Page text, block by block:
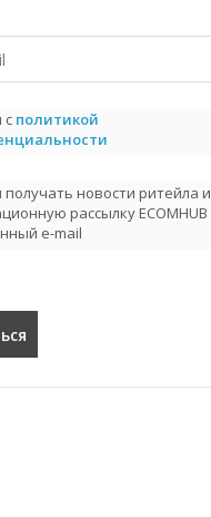
с политикой
получать новости ритейла и
рассылку ECOMHUB
e-mail